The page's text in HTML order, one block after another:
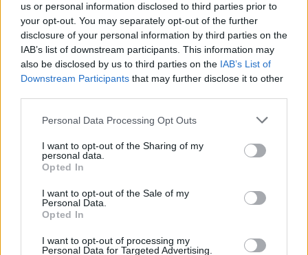
us or personal information disclosed to third parties prior to
your opt-out. You may separately opt-out of the further
disclosure of your personal information by third parties on the
IAB’s list of downstream participants. This information may
also be disclosed by us to third parties on the IAB’s List of
Downstream Participants that may further disclose it to other
Please note that this website/app uses one or more Google
not limited to your visit or usage behaviour. You may click to
grant or deny consent to Google and its third-party tags to
use your data for below specified purposes in below Google
consent section.
Personal Data Processing Opt Outs
I want to opt-out of the Sharing of my
personal data.
Opted In
I want to opt-out of the Sale of my
Personal Data.
Opted In
I want to opt-out of processing my
Personal Data for Targeted Advertising.
Compra tu coche de segunda mano en
Heycar
¿Estás pensando en renovar tu coche? Apostar por…